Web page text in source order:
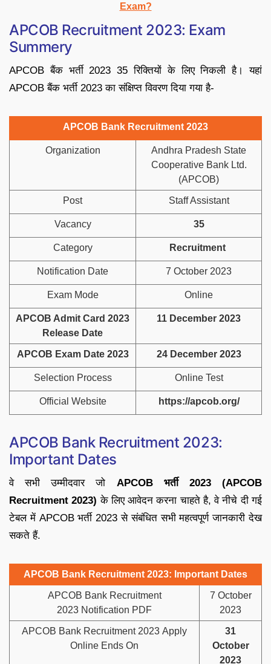
Exam?
APCOB Recruitment 2023: Exam
Summery
APCOB बैंक भर्ती 2023 35 रिक्तियों के लिए निकली है। यहां
APCOB बैंक भर्ती 2023 का संक्षिप्त विवरण दिया गया है-
APCOB Bank Recruitment 2023
Organization
Andhra Pradesh State
Cooperative Bank Ltd.
(APCOB)
Post Staff Assistant
Vacancy 35
Category Recruitment
Notification Date 7 October 2023
Exam Mode Online
APCOB Admit Card 2023
Release Date
11 December 2023
APCOB Exam Date 2023 24 December 2023
Selection Process Online Test
Official Website https://apcob.org/
APCOB Bank Recruitment 2023:
Important Dates
वे सभी उम्मीदवार जो APCOB भर्ती 2023 (APCOB
Recruitment 2023) के लिए आवेदन करना चाहते है, वे नीचे दी गई
टेबल में APCOB भर्ती 2023 से संबंधित सभी महत्वपूर्ण जानकारी देख
सकते हैं.
APCOB Bank Recruitment 2023: Important Dates
APCOB Bank Recruitment
2023 Notification PDF
7 October
2023
APCOB Bank Recruitment 2023 Apply
Online Ends On
31
October
2023